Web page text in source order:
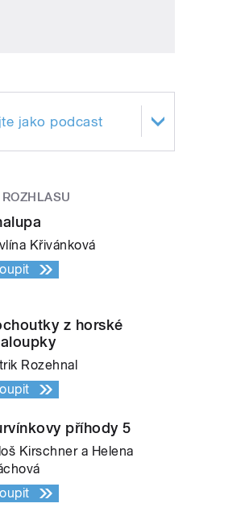
jako podcast
Křivánková
z horské
Rozehnal
příhody 5
Kirschner a Helena